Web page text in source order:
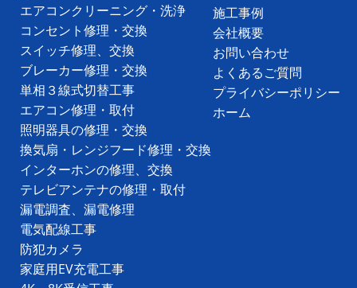
エアコンクリーニング・洗浄
コンセント修理・交換
スイッチ修理、交換
ブレーカー修理・交換
単相３線式切替工事
エアコン修理・取付
照明器具の修理・交換
換気扇・レンジフード修理・交換
インターホンの修理、交換
テレビアンテナの修理・取付
漏電調査、漏電修理
電気配線工事
防犯カメラ
家庭用EV充電工事
施工事例
会社概要
お問い合わせ
よくあるご質問
プライバシーポリシー
ホーム